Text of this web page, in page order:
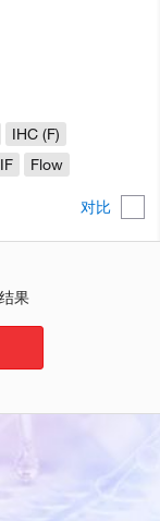
对比
IHC (F)
Flow
果